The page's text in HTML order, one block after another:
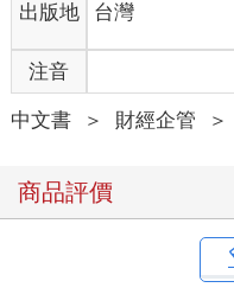
出版地 台灣
注音
中文書 ＞ 財經企管 ＞
商品評價